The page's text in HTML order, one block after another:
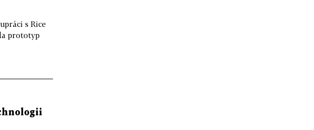
s Rice
prototyp